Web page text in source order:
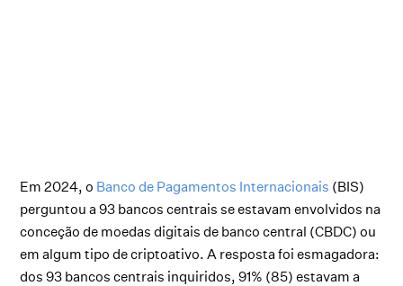
Em 2024, o Banco de Pagamentos Internacionais (BIS)
perguntou a 93 bancos centrais se estavam envolvidos na
conceção de moedas digitais de banco central (CBDC) ou
em algum tipo de criptoativo. A resposta foi esmagadora:
dos 93 bancos centrais inquiridos, 91% (85) estavam a